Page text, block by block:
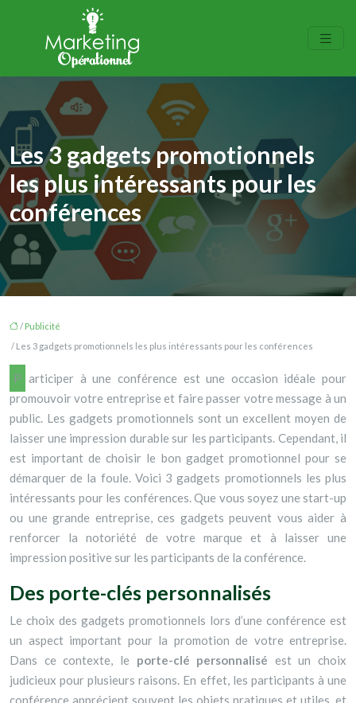
Les 3 gadgets promotionnels
les plus intéressants pour les
conférences
/ Publicité
/ Les 3 gadgets promotionnels les plus intéressants pour les conférences
Participer à une conférence est une occasion idéale pour
promouvoir votre entreprise et faire passer votre message à un
public. Les gadgets promotionnels sont un excellent moyen de
laisser une impression durable sur les participants. Cependant, il
est important de choisir le bon gadget promotionnel pour se
démarquer de la foule. Voici 3 gadgets promotionnels les plus
intéressants pour les conférences. Que vous soyez une start-up
ou une grande entreprise, ces gadgets peuvent vous aider à
renforcer la notoriété de votre marque et à laisser une
impression positive sur les participants de la conférence.
Des porte-clés personnalisés
Le choix des gadgets promotionnels lors d’une conférence est
un aspect important pour la promotion de votre entreprise.
Dans ce contexte, le porte-clé personnalisé est un choix
judicieux pour plusieurs raisons. En effet, les participants à une
conférence apprécient souvent les objets pratiques et utiles, et